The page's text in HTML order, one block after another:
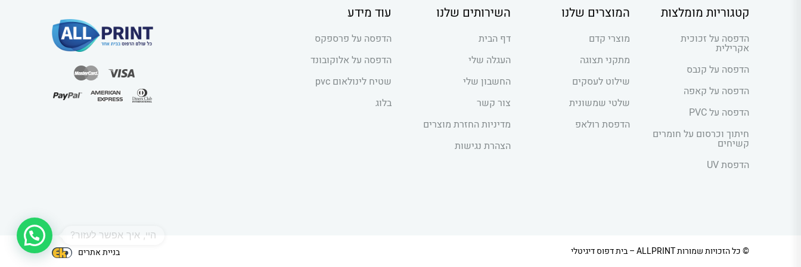
קטגוריות מומלצות
הדפסה על זכוכית
אקרילית
הדפסה על קנבס
הדפסה על קאפה
הדפסה על PVC
חיתוך וכרסום על חומרים
קשיחים
הדפסת UV
המוצרים שלנו
מוצרי קדם
מתקני תצוגה
שילוט לעסקים
שלטי שמשונית
הדפסת רולאפ
השירותים שלנו
דף הבית
העגלה שלי
החשבון שלי
צור קשר
מדיניות החזרת מוצרים
הצהרת נגישות
עוד מידע
הדפסה על פרספקס
הדפסה על אלוקובונד
שטיח לינולאום pvc
בלוג
© כל הזכויות שמורות ALLPRINT – בית דפוס דיגיטלי בניית אתרים